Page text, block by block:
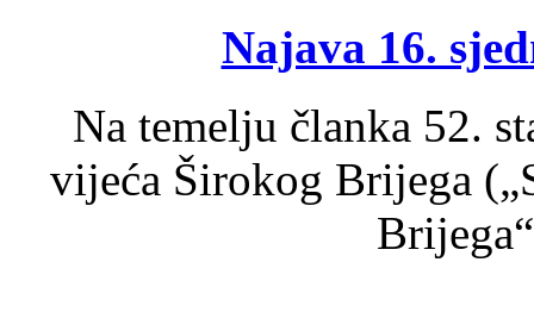
Najava 16.
Na temelju članka 52.
vijeća Širokog Brijega